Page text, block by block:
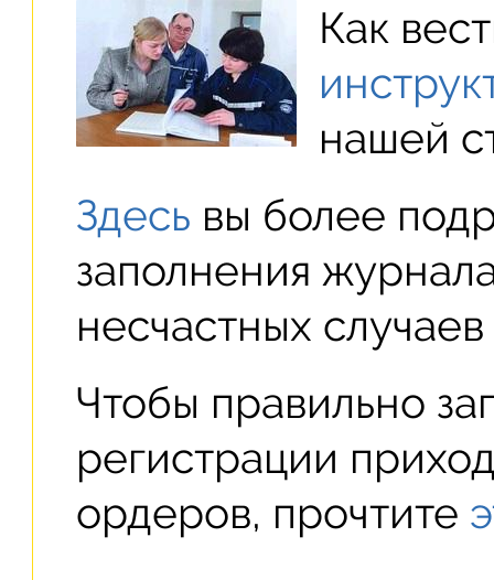
Как
нашей
Здесь вы более
заполнения
несчастных
Чтобы правильно
регистрации
ордеров, прочтите